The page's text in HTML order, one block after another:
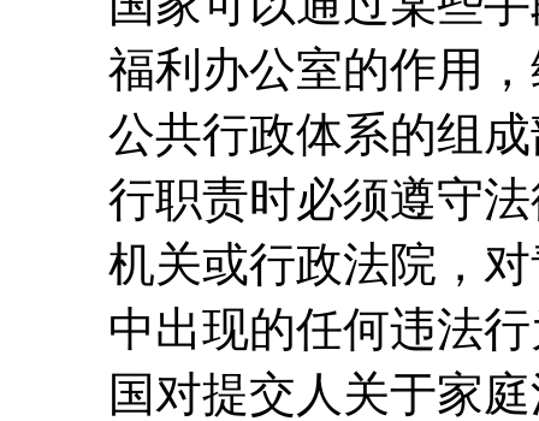
福利办公室的作用
公共行政体系的组
行职责时必须遵守
机关或行政法院，
中出现的任何违法
国对提交人关于家